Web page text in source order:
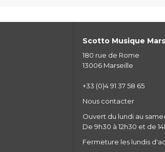
Scotto Musique
180 rue de Rome
13006 Marseille
+33 (0)4 91 37 58 65
Nous contacter
Ouvert du lundi au
De 9h30 à 12h30 et de
Fermeture les lundis